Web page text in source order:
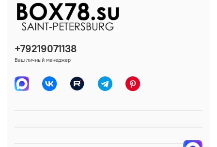
+79219071138
Ваш личный менеджер